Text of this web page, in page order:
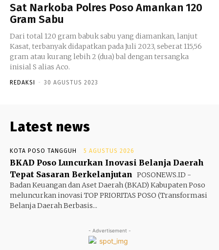
Sat Narkoba Polres Poso Amankan 120
Gram Sabu
Dari total 120 gram babuk sabu yang diamankan, lanjut
Kasat, terbanyak didapatkan pada Juli 2023, seberat 115,56
gram atau kurang lebih 2 (dua) bal dengan tersangka
inisial S alias Aco.
REDAKSI - 30 AGUSTUS 2023
Latest news
KOTA POSO TANGGUH 5 AGUSTUS 2026
BKAD Poso Luncurkan Inovasi Belanja Daerah
Tepat Sasaran Berkelanjutan
POSONEWS.ID -
Badan Keuangan dan Aset Daerah (BKAD) Kabupaten Poso
meluncurkan inovasi TOP PRIORITAS POSO (Transformasi
Belanja Daerah Berbasis...
- Advertisement -